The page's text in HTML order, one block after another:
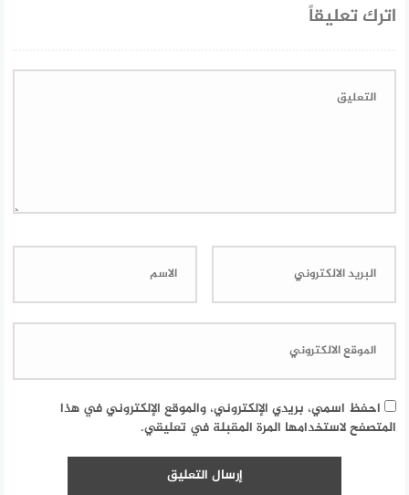
اترك تعليقاً
احفظ اسمي، بريدي الإلكتروني، والموقع الإلكتروني في هذا
المتصفح لاستخدامها المرة المقبلة في تعليقي.